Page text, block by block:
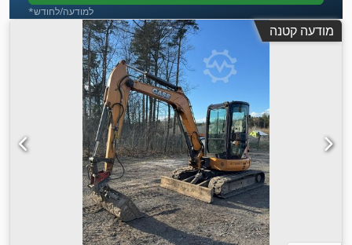
*למודעה/לחודש
מודעה קטנה